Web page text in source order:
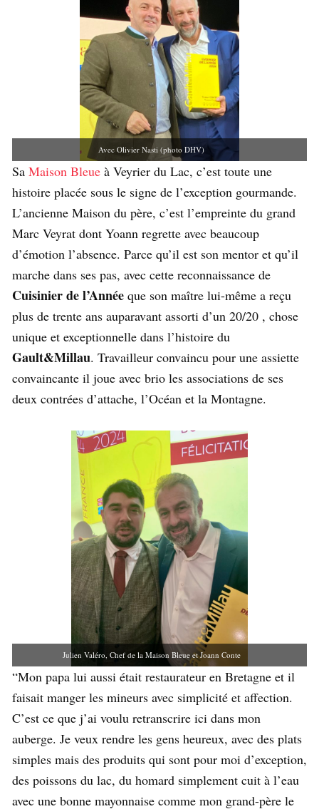
Avec Olivier Nasti (photo DHV)
Sa Maison Bleue à Veyrier du Lac, c’est toute une
histoire placée sous le signe de l’exception gourmande.
L’ancienne Maison du père, c’est l’empreinte du grand
Marc Veyrat dont Yoann regrette avec beaucoup
d’émotion l’absence. Parce qu’il est son mentor et qu’il
marche dans ses pas, avec cette reconnaissance de
Cuisinier de l’Année que son maître lui-même a reçu
plus de trente ans auparavant assorti d’un 20/20 , chose
unique et exceptionnelle dans l’histoire du
Gault&Millau. Travailleur convaincu pour une assiette
convaincante il joue avec brio les associations de ses
deux contrées d’attache, l’Océan et la Montagne.
Julien Valéro, Chef de la Maison Bleue et Joann Conte
“Mon papa lui aussi était restaurateur en Bretagne et il
faisait manger les mineurs avec simplicité et affection.
C’est ce que j’ai voulu retranscrire ici dans mon
auberge. Je veux rendre les gens heureux, avec des plats
simples mais des produits qui sont pour moi d’exception,
des poissons du lac, du homard simplement cuit à l’eau
avec une bonne mayonnaise comme mon grand-père le